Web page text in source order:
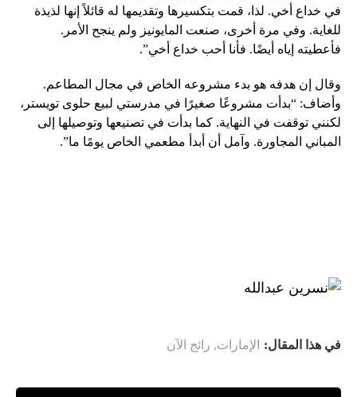
في خداع أخي. لذا، قمت بتكسيرها وتقديمها له قائلاً إنها لذيذة
للغاية. وفي مرة أخرى، صنعت المايونيز ولم ينجح الأمر.
فأعطيته إياه أيضًا. فأنا أحب خداع أخي”.
وقال إن هدفه هو بدء مشروعه الخاص في مجال المطاعم.
وأضاف: “بدأت مشروعًا صغيرًا في مدرستي لبيع حلوى تويستر،
لكنني توقفت في النهاية. كما بدأت في تصنيعها وتوصيلها إلى
المباني المجاورة. وآمل أن أبدأ مطعمي الخاص يومًا ما”.
في هذا المقال: الإمارات, رائج الآن